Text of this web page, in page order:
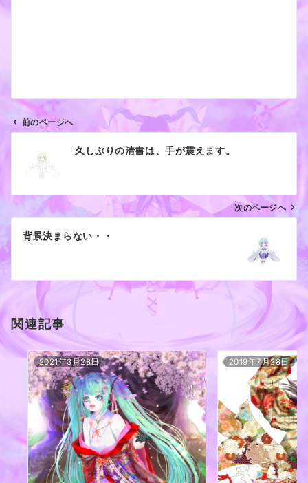
ゲ
ー
シ
ョ
ン
前のページへ
久しぶりの清書は、手が震えます。
次のページへ
背景決まらない・・
関連記事
2021年3月28日 2019年7月28日